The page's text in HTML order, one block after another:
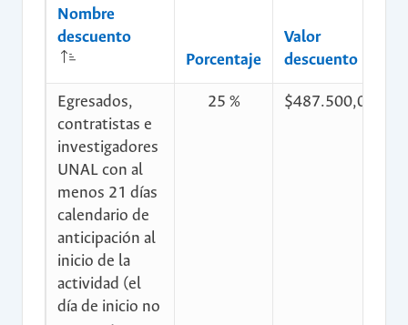
Nombre
descuento
Porcentaje
Valor
descuento
Egresados,
contratistas e
investigadores
UNAL con al
menos 21 días
calendario de
anticipación al
inicio de la
actividad (el
día de inicio no
25 % $487.500,00